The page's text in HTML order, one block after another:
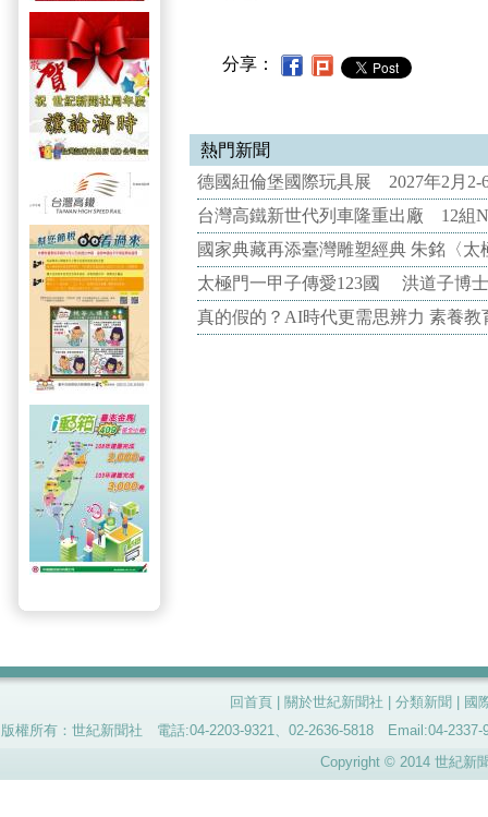
分享：
熱門新聞
德國紐倫堡國際玩具展 2027年2月2-
台灣高鐵新世代列車隆重出廠 12組
國家典藏再添臺灣雕塑經典 朱銘〈
太極門一甲子傳愛123國 洪道子博
真的假的？AI時代更需思辨力 素養
回首頁 關於世紀新聞社 分類新聞
國
版權所有：世紀新聞社 電話:04-2203-9321、02-2636-5818 Email:04-
Copyright © 2014 世紀新